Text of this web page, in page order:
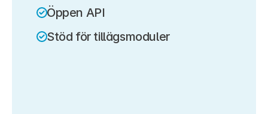
Öppen API
Stöd för tillägsmoduler